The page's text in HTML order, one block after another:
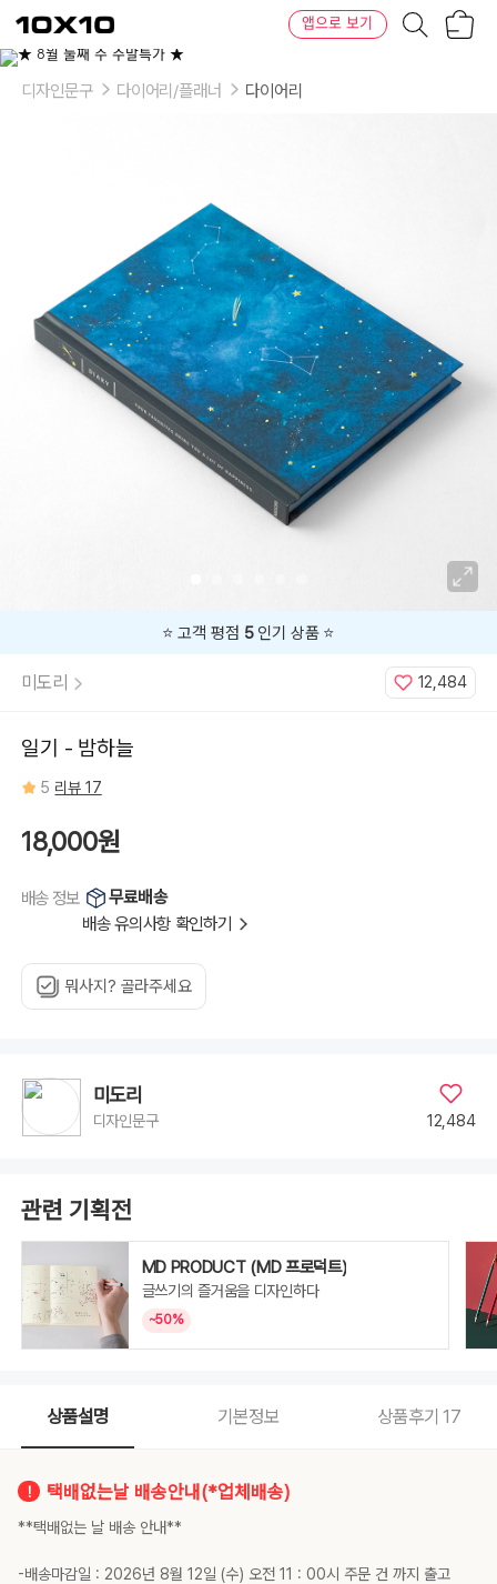
텐
바
텐
앱으로 보기
디자인문구 다이어리/플래너 다이어리
⭐️ 고객 평점 5인기 상품 ⭐️
미도리 12,484
일기 - 밤하늘
5 리뷰 17
18,000원
배송 정보
무료배송
배송 유의사항 확인하기
뭐사지? 골라주세요
미도리
디자인문구 12,484
관련 기획전
MD PRODUCT (MD 프로덕트)
글쓰기의 즐거움을 디자인하다
~50%
상품설명 기본정보 상품후기17
택배없는날 배송안내(*업체배송)
**택배없는 날 배송 안내**
-배송마감일 : 2026년 8월 12일 (수) 오전 11 : 00시 주문 건 까지 출고